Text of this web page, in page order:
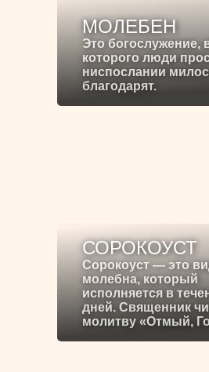
МОЛЕБЕН
Это богослужение,
которого люди
ниспослании
благодарят.
СОРОКОУСТ
Сорокоуст — это
молебна, который
исполняется в
дней. Священник
молитву «Отмый,